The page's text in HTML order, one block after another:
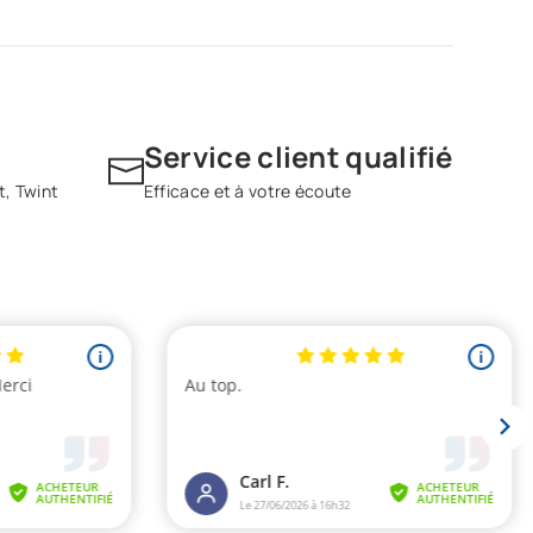
Twint
Service client qualifié
Efficace et à votre écoute